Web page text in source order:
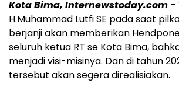
Kota Bima, Internewstoday.com –
H.Muhammad Lutfi SE pada saat
berjanji akan memberikan
seluruh ketua RT se Kota Bima,
menjadi visi-misinya. Dan di tahun
tersebut akan segera direalisiakan.